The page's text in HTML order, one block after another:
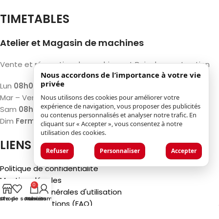
TIMETABLES
Atelier et Magasin de machines
Vente et réparation de machines et Bois de construction
Lun 08h00 – 12h00 / 13h00 – 17h00
Mar – Ven
07h30 – 12h00 / 13h00 – 18h00
Sam 08h00 – 12h00 / 13h00 – 17h00
Dim Fermé
LIENS
Politique de confidentialité
Mentions légales
Conditions générales d'utilisation
Foire aux questions (FAQ)
Shopde souhaits
0
Panier
Mon compte
Nous accordons de l’importance à votre vie
privée
Nous utilisons des cookies pour améliorer votre
expérience de navigation, vous proposer des publicités
ou contenus personnalisés et analyser notre trafic. En
cliquant sur « Accepter », vous consentez à notre
utilisation des cookies.
Refuser Personnaliser Accepter